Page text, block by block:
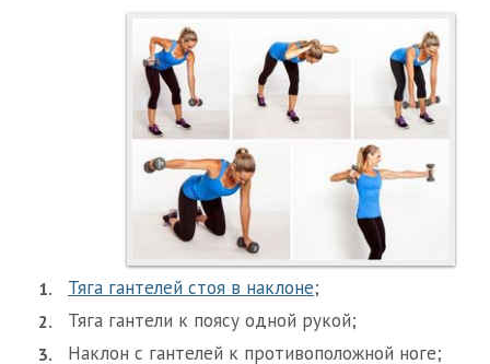
Тяга гантелей стоя в наклоне;
Тяга гантели к поясу одной рукой;
Наклон с гантелей к противоположной ноге;